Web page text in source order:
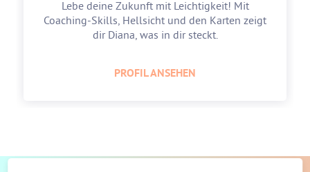
Lebe deine Zukunft mit Leichtigkeit! Mit
Coaching-Skills, Hellsicht und den Karten zeigt
dir Diana, was in dir steckt.
PROFIL ANSEHEN